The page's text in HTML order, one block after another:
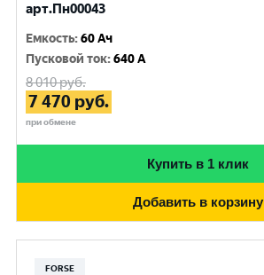
арт.Пн00043
Емкость:60 Ач
Пусковой ток:640 A
8 010руб.
7 470 руб.
при обмене
Купить в 1 клик
Добавить в корзину
FORSE